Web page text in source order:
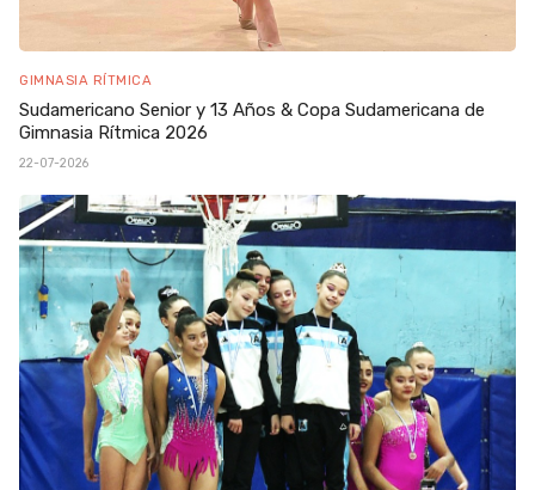
GIMNASIA RÍTMICA
Sudamericano Senior y 13 Años & Copa Sudamericana de
Gimnasia Rítmica 2026
22-07-2026